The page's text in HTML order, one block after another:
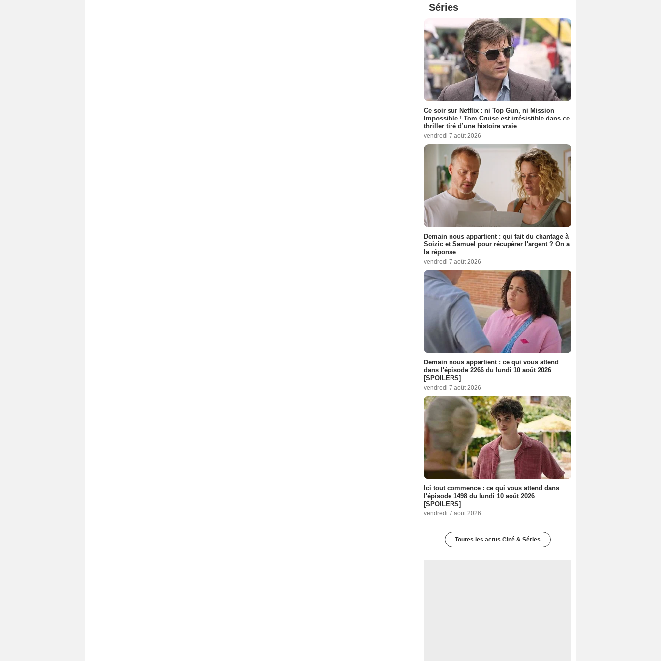
Séries
Ce soir sur Netflix : ni Top Gun, ni Mission
Impossible ! Tom Cruise est irrésistible dans ce
thriller tiré d’une histoire vraie
vendredi 7 août 2026
Demain nous appartient : qui fait du chantage à
Soizic et Samuel pour récupérer l'argent ? On a
la réponse
vendredi 7 août 2026
Demain nous appartient : ce qui vous attend
dans l'épisode 2266 du lundi 10 août 2026
[SPOILERS]
vendredi 7 août 2026
Ici tout commence : ce qui vous attend dans
l'épisode 1498 du lundi 10 août 2026
[SPOILERS]
vendredi 7 août 2026
Toutes les actus Ciné & Séries